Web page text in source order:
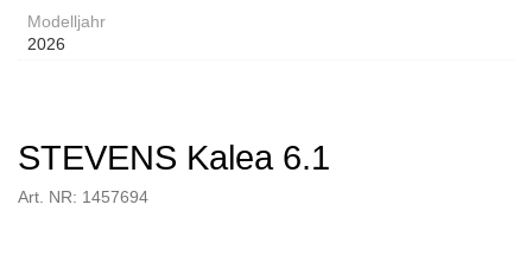
Modelljahr
2026
STEVENS Kalea 6.1
Art. NR: 1457694